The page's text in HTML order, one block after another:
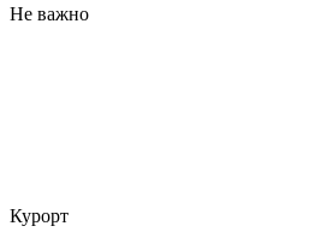
Не важно
Курорт